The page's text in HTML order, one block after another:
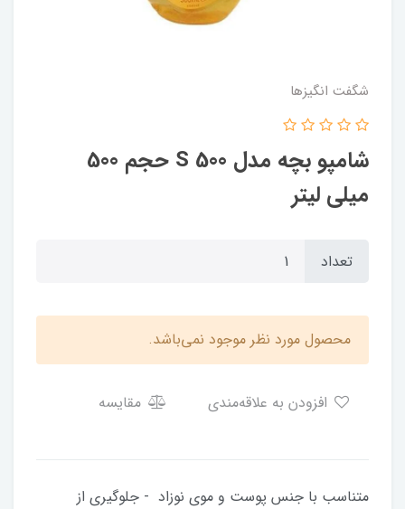
شگفت انگيزها
شامپو بچه مدل S 500 حجم 500
میلی‌ لیتر
تعداد
محصول مورد نظر موجود نمی‌باشد.
مقایسه
متناسب با جنس پوست و موی نوزاد - جلوگیری از